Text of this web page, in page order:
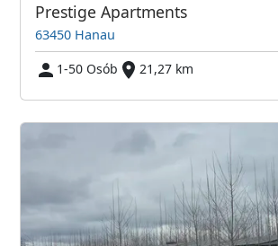
Prestige Apartments
63450 Hanau
1-50 Osób
21,27 km